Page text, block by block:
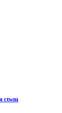
ctwm